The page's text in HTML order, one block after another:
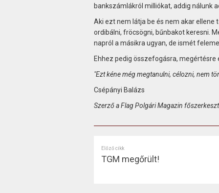
bankszámlákról milliókat, addig nálunk
Aki ezt nem látja be és nem akar ellene
ordibálni, fröcsögni, bűnbakot keresni.
napról a másikra ugyan, de ismét
Ehhez pedig összefogásra,
"Ezt kéne még megtanulni, célozni, nem
Csépányi Balázs
Szerző a Flag Polgári Magazin
Előző cikk
TGM megőrült!